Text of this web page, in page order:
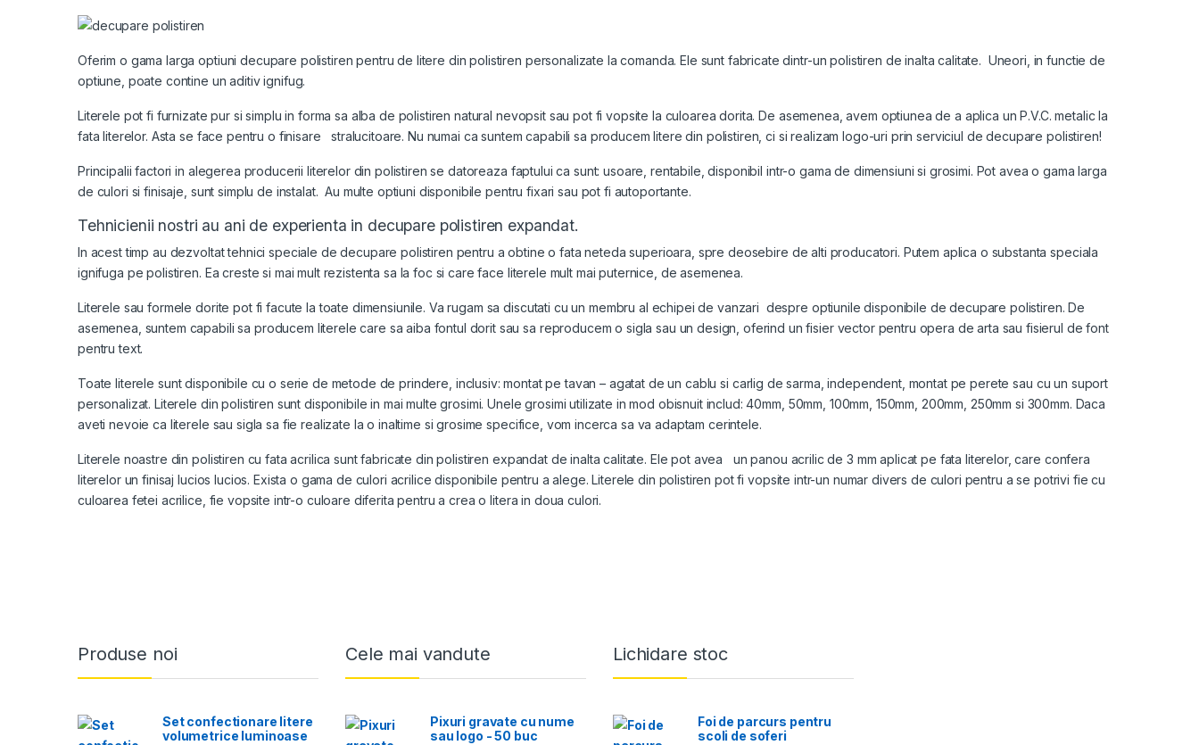
Oferim o gama larga optiuni decupare polistiren pentru de litere din polistiren personalizate la comanda. Ele sunt fabricate dintr-un polistiren de inalta calitate. Uneori, in functie de
optiune, poate contine un aditiv ignifug.
Literele pot fi furnizate pur si simplu in forma sa alba de polistiren natural nevopsit sau pot fi vopsite la culoarea dorita. De asemenea, avem optiunea de a aplica un P.V.C. metalic la
fata literelor. Asta se face pentru o finisare stralucitoare. Nu numai ca suntem capabili sa producem litere din polistiren, ci si realizam logo-uri prin serviciul de decupare polistiren!
Principalii factori in alegerea producerii literelor din polistiren se datoreaza faptului ca sunt: usoare, rentabile, disponibil intr-o gama de dimensiuni si grosimi. Pot avea o gama larga
de culori si finisaje, sunt simplu de instalat. Au multe optiuni disponibile pentru fixari sau pot fi autoportante.
Tehnicienii nostri au ani de experienta in decupare polistiren expandat.
In acest timp au dezvoltat tehnici speciale dedecupare polistiren pentru a obtine o fata neteda superioara, spre deosebire de alti producatori. Putem aplica o substanta speciala
ignifuga pe polistiren. Ea creste si mai mult rezistenta sa la foc si care face literele mult mai puternice, de asemenea.
Literele sau formele dorite pot fi facute la toate dimensiunile. Va rugam sa discutati cu un membru al echipei de vanzari despre optiunile disponibile de decupare polistiren. De
asemenea, suntem capabili sa producem literele care sa aiba fontul dorit sau sa reproducem o sigla sau un design, oferind un fisier vector pentru opera de arta sau fisierul de font
pentru text.
Toateliterele sunt disponibile cu o serie de metode de prindere, inclusiv: montat pe tavan – agatat de un cablu si carlig de sarma, independent, montat pe perete sau cu un suport
personalizat. Literele din polistiren sunt disponibile in mai multe grosimi. Unele grosimi utilizate in mod obisnuit includ: 40mm, 50mm, 100mm, 150mm, 200mm, 250mm si 300mm. Daca
aveti nevoie ca literele sau sigla sa fie realizate la o inaltime si grosime specifice, vom incerca sa va adaptam cerintele.
Literele noastre din polistiren cu fata acrilica sunt fabricate din polistiren expandat de inalta calitate. Ele pot avea un panou acrilic de 3 mm aplicat pe fata literelor, care confera
literelor un finisaj lucios lucios. Exista o gama de culori acrilice disponibile pentru a alege. Literele din polistiren pot fi vopsite intr-un numar divers de culori pentru a se potrivi fie cu
culoarea fetei acrilice, fie vopsite intr-o culoare diferita pentru a crea o litera in doua culori.
Produse noi
Set confectionare litere
volumetrice luminoase
Cele mai vandute
Pixuri gravate cu nume
sau logo - 50 buc
Lichidare stoc
Foi de parcurs pentru
scoli de soferi